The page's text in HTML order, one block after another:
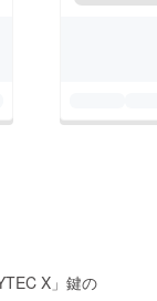
X」鍵の